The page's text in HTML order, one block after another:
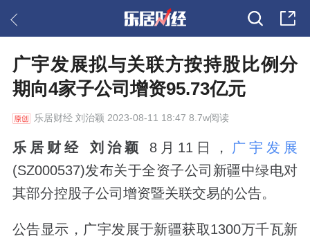
广宇发展拟与关联方按持股比例分
期向4家子公司增资95.73亿元
乐居财经刘治颖 2023-08-11 18:47 8.7w阅读
乐居财经 刘治颖 8月11日，
广宇发展
(SZ000537)发布关于全资子公司新疆中绿电对
其部分控股子公司增资暨关联交易的公告。
公告显示，广宇发展于新疆获取1300万千瓦新